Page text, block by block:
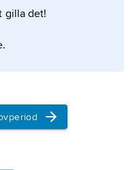
älvar,
gilla det!